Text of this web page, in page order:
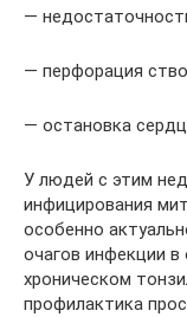
—
— перфорация
— остановка
У людей с этим
инфицирования
особенно
очагов инфекции в
хроническом
профилактика